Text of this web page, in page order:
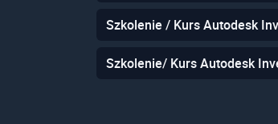
Szkolenie / Kurs Autodesk
Szkolenie/ Kurs Autodesk